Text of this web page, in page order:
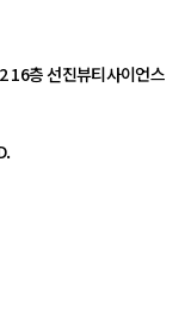
16층 선진뷰티사이언스